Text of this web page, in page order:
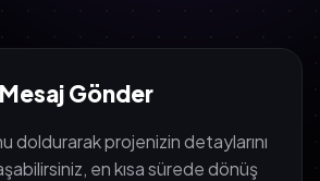
Mesaj Gönder
doldurarak projenizin detaylarını
en kısa sürede dönüş